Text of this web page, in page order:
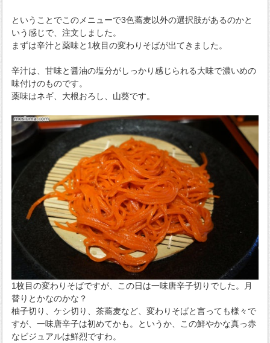
ということでこのメニューで3色蕎麦以外の選択肢があるのかと
いう感じで、注文しました。
まずは辛汁と薬味と1枚目の変わりそばが出てきました。
辛汁は、甘味と醤油の塩分がしっかり感じられる大味で濃いめの
味付けのものです。
薬味はネギ、大根おろし、山葵です。
1枚目の変わりそばですが、この日は一味唐辛子切りでした。月
替りとかなのかな？
柚子切り、ケシ切り、茶蕎麦など、変わりそばと言っても様々で
すが、一味唐辛子は初めてかも。というか、この鮮やかな真っ赤
なビジュアルは鮮烈ですわ。